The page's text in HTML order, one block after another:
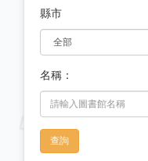
縣市
名稱：
查詢